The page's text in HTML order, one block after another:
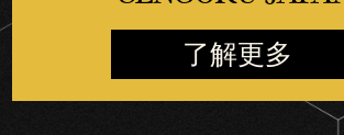
了解更多